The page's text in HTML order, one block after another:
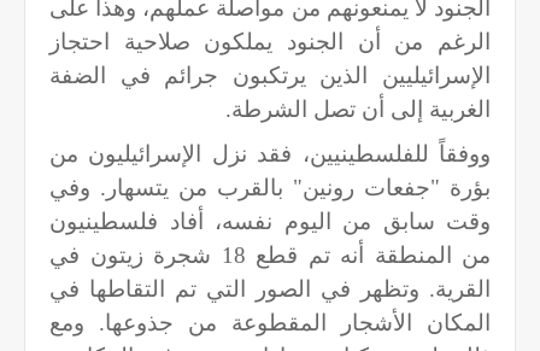
الجنود لا يمنعونهم من مواصلة عملهم، وهذا على
الرغم من أن الجنود يملكون صلاحية احتجاز
الإسرائيليين الذين يرتكبون جرائم في الضفة
الغربية إلى أن تصل الشرطة.
ووفقاً للفلسطينيين، فقد نزل الإسرائيليون من
بؤرة "جفعات رونين" بالقرب من يتسهار. وفي
وقت سابق من اليوم نفسه، أفاد فلسطينيون
من المنطقة أنه تم قطع 18 شجرة زيتون في
القرية. وتظهر في الصور التي تم التقاطها في
المكان الأشجار المقطوعة من جذوعها. ومع